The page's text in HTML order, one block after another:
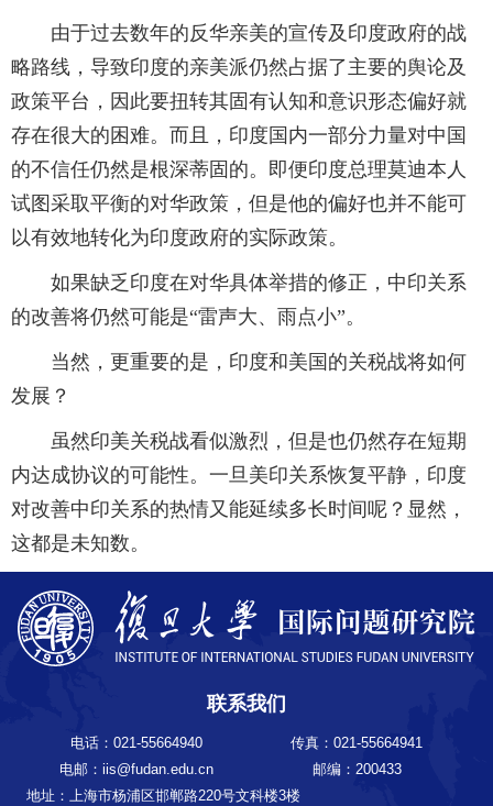
由于过去数年的反华亲美的宣传及印度政府的战
略路线，导致印度的亲美派仍然占据了主要的舆论及
政策平台，因此要扭转其固有认知和意识形态偏好就
存在很大的困难。而且，印度国内一部分力量对中国
的不信任仍然是根深蒂固的。即便印度总理莫迪本人
试图采取平衡的对华政策，但是他的偏好也并不能可
以有效地转化为印度政府的实际政策。
如果缺乏印度在对华具体举措的修正，中印关系
的改善将仍然可能是“雷声大、雨点小”。
当然，更重要的是，印度和美国的关税战将如何
发展？
虽然印美关税战看似激烈，但是也仍然存在短期
内达成协议的可能性。一旦美印关系恢复平静，印度
对改善中印关系的热情又能延续多长时间呢？显然，
这都是未知数。
联系我们
电话：021-55664940
传真：021-55664941
电邮：iis@fudan.edu.cn
邮编：200433
地址：上海市杨浦区邯郸路220号文科楼3楼